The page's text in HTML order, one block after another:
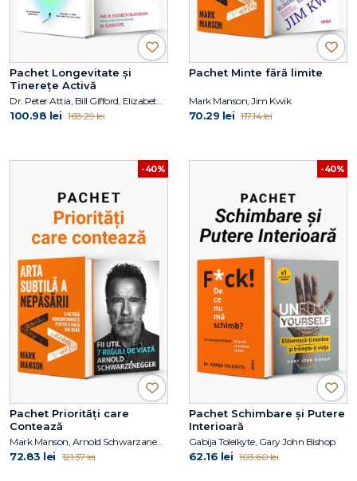
Pachet Longevitate și
Tinerețe Activă
Dr. Peter Attia, Bill Gifford, Elizabeth Blackburn, Elissa Epel
100.98 lei 168.29 lei
Pachet Minte fără limite
Mark Manson, Jim Kwik
70.29 lei 117.14 lei
-40%
Pachet Priorități care
Contează
Mark Manson, Arnold Schwarzanegger
72.83 lei 121.37 lei
-40%
Pachet Schimbare și Putere
Interioară
Gabija Toleikyte, Gary John Bishop
62.16 lei 103.60 lei